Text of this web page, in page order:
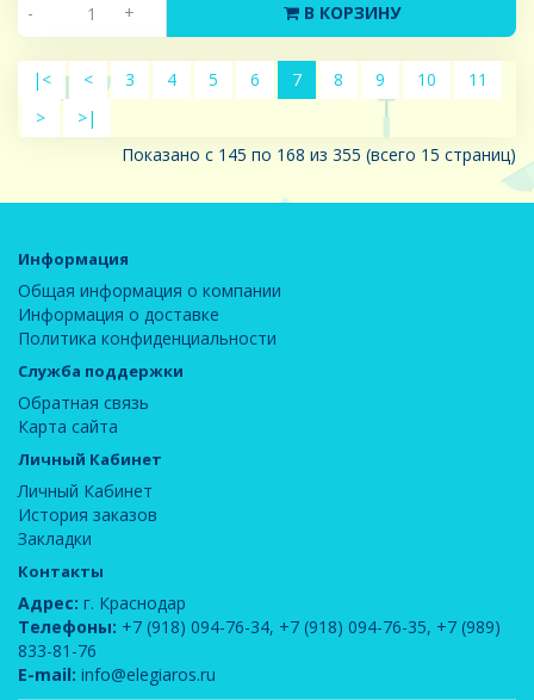
- + В КОРЗИНУ
|< < 3 4 5 6 7 8 9 10
11
>
>|
Показано с 145 по 168 из 355 (всего 15 страниц)
Информация
Общая информация о компании
Информация о доставке
Политика конфиденциальности
Служба поддержки
Обратная связь
Карта сайта
Личный Кабинет
Личный Кабинет
История заказов
Закладки
Контакты
Адрес: г. Краснодар
Телефоны: +7 (918) 094-76-34, +7 (918) 094-76-35, +7 (989)
833-81-76
E-mail: info@elegiaros.ru